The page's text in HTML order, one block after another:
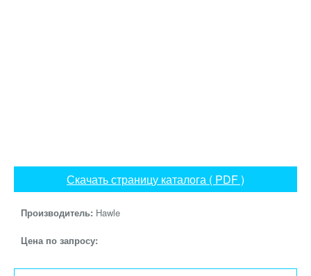
Скачать страницу каталога ( PDF )
Производитель: Hawle
Цена по запросу: